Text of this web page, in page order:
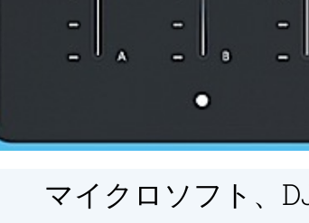
マイクロソフト、